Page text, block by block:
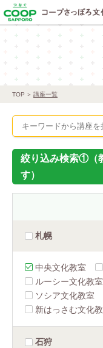
TOP 講座一覧
絞り込み検索①（
す）
札幌
中央文化教室
ルーシー文化教室
ソシア文化教室
新はっさむ文化
石狩